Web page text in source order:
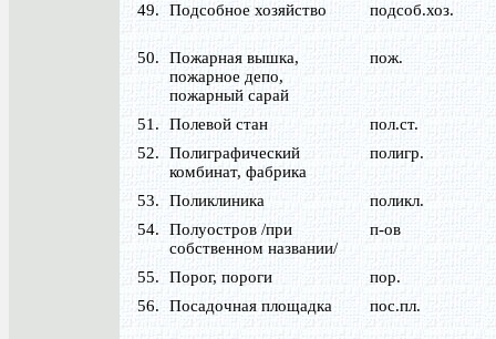
49.
Подсобное хозяйство подсоб.хоз.
50.
Пожарная вышка,
пожарное депо,
пожарный сарай
пож.
51. Полевой стан
пол.ст.
52.
Полиграфический
комбинат, фабрика
полигр.
53. Поликлиника
поликл.
54.
Полуостров /при
собственном названии/
п-ов
55. Порог, пороги
пор.
56.
Посадочная площадка пос.пл.